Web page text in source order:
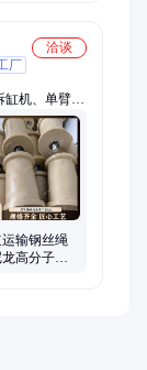
洽谈
厂
机、单臂式
轨打孔机、
柱机、矿用
、液压紧链
、燃气分析
输钢丝绳
龙高分子拖